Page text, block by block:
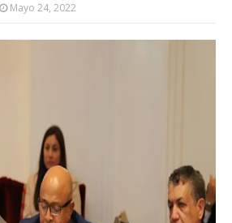
Mayo 24, 2022